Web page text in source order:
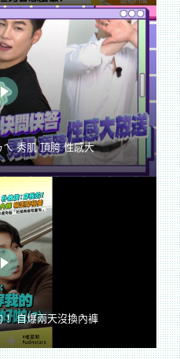
秀肌 頂胯 性感大
自爆兩天沒換內褲